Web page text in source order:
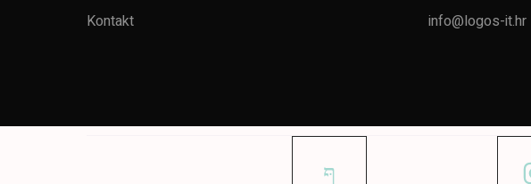
Kontakt
info@logos-it.hr